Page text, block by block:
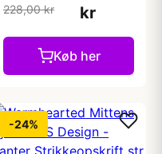
228,00 kr
kr
Køb her
-24%